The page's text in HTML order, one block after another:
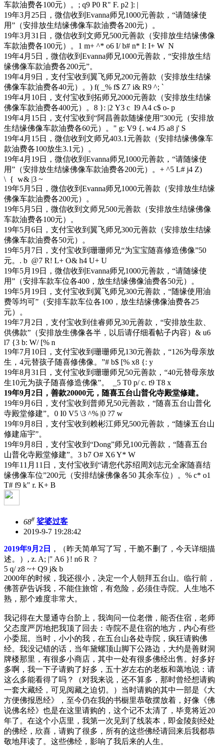
车款油费各100元）。 ; q9 P0 R" F. p2 ]: |
19年3月25日，微信收到Evanna师兄1000元善款，“请随缘使
用”（安排放生结缘佛像车款油费各200元）。
19年3月31日，微信收到文师兄500元善款（安排放生结缘佛像
车款油费各100元）。 1 m+ ^* o6 I/ b# n* I: I+ W N
19年4月5日，微信收到Evanna师兄1000元善款，“安排放生结
缘佛像车款油费各200元”。
19年4月9日，支付宝收到翼飞师兄200元善款（安排放生结缘
佛像车款油费各40元）。 ) f( _% f$ Z7 i& R9 ^; `
19年4月10日，支付宝收到拓师兄2000元善款（安排放生结缘
佛像车款油费各400元）。 8 }: |2 Y3 c I9 A4 c$ o- p
19年4月15日，支付宝收到“阿昌善款随缘使用”300元（安排放
生结缘佛像车款油费各60元）。 " g: V9 {. w4 J5 a8 j' S
19年4月15日，微信收到文师兄403.1元善款（安排结缘佛像车
款油费各100放生3.1元）。
19年4月19日，微信收到Evanna师兄1000元善款，“请随缘使
用”（安排放生结缘佛像车款油费各200元）。 + ^5 L# j4 Z)
\ { w& |3 ~
19年5月5日，微信收到Evanna师兄1000元善款（安排放生结缘
佛像车款油费各200元）。
19年5月5日，微信收到文师兄500元善款（安排放生结缘佛像
车款油费各100元）。
19年5月6日，支付宝收到翼飞师兄300元善款（安排放生结缘
佛像车款油费各50元）。
19年5月7日，支付宝收到珊珊师兄“为宝宝随喜修造佛像”50
元。 . b @7 R! L+ O& h4 U+ U
19年5月19日，微信收到Evanna师兄1000元善款，“请随缘使
用”（安排车款车位各400，放生结缘佛像油费各50元）。
19年5月19日，支付宝收到翼飞师兄300元善款，“随缘使用油
费等均可”（安排车款车位各100，放生结缘佛像油费各25
元）。
19年7月2日，支付宝收到佳睿师兄30元善款，“安排放生款、
供佛款”（安排放生佛像各半，以后请仔细看帖子内容） & u6
l7 {3 b: W/ [% n
19年7月10日，支付宝收到珊珊师兄130元善款，“126为母亲放
生，4元替孩子随喜修佛像。”# b$ [% x8 {: y
19年8月31日，支付宝收到珊珊师兄50元善款，“40元替母亲放
生10元为孩子随喜修造佛像”。
_5 T0 p/ c. t9 T8 x
19年9月2日，善款20000元，随喜五台山普化寺殿堂修建。
19年9月6日，支付宝收到普师兄50元善款，“随喜五台山普化
寺殿堂修建”。 0 I0 V5 \3 ^% |0 ?7 w
19年9月8日，支付宝收到赖彬江师兄500元善款，“随缘五台山
修建庙宇”。
19年9月8日，支付宝收到“Dong”师兄100元善款，“随喜五台
山普化寺殿堂修建”。 3 b7 O# X6 Y* W
19年11月11日，支付宝收到“请您代苏绍周刘志元全家随喜结
缘佛像车位”200元（安排结缘佛像各50 其余车位）。 % c* o1
T# f9 k" r. K+ B
68# 娑婆过客
2019-9-7 19:28:42
2019年9月2日
，（昨天简单写了写，干脆不删了，今天详细描
述。） , z. A; |" A6 }! n6 R ?
5 q/ z8 ~+ Q9 j& b
2000年的时候，我还很小，决定一个人朝拜五台山。临行前，
佛菩萨告诉我，不能住旅馆，有危险，必须住寺院。人生地不
熟，那个难度非常大。
我记得在大显通寺台阶上，我询问一位老僧，能否住宿，老师
父态度严厉地把我顶了回去：寺院不是住宿的地方，内心有些
小委屈。当时，小小的我，在五台山各处寺院，疯狂请购佛
经。我没记错的话，当年黛螺顶山脚下公路边，大约是善财洞
牌楼那里，有很多小商店，其中一处有很多佛经出售。好多好
多啊，我一下子请购了好多，五十岁左右的老板和蔼地说：请
这么多能看得了吗？（对我来说，还不算多，那时曾经想请购
一套大藏经，可见阅藏之迫切。）当时请购的其中一部是《大
方便佛报恩经》，至今仍在我的书橱里恭敬摆放着，好像《佛
说佛名经》也是在这里请购的，这个记不太清了，毕竟将近20
年了。在这个小店里，我第一次见到了线装本，即金陵刻经处
的佛经，欣喜，请购了很多，所有的这些佛经请回来后我都恭
敬地拜读了。这些佛经，影响了我后来的人生。